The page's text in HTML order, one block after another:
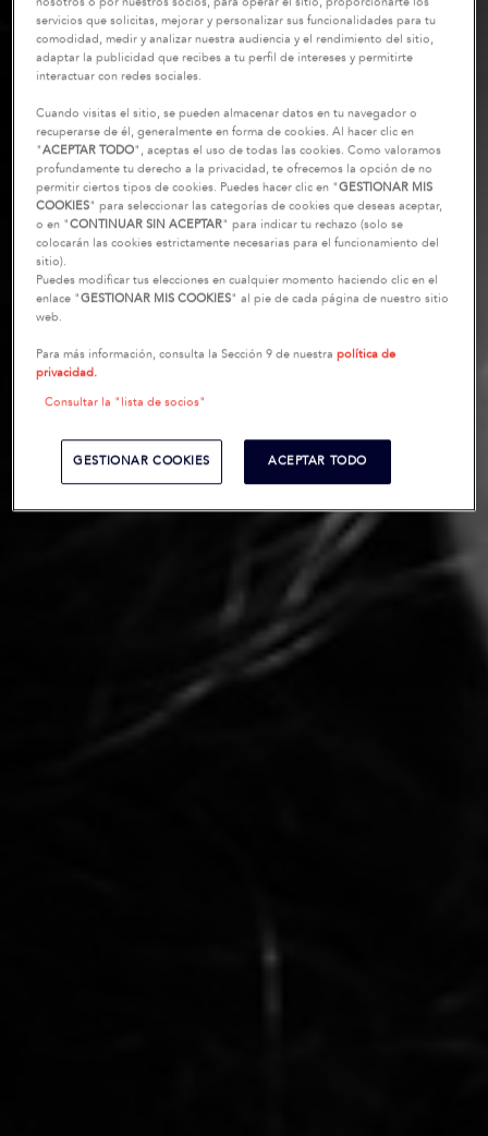
servicios que solicitas, mejorar y personalizar sus funcionalidades para tu
comodidad, medir y analizar nuestra audiencia y el rendimiento del sitio,
adaptar la publicidad que recibes a tu perfil de intereses y permitirte
interactuar con redes sociales.
Cuando visitas el sitio, se pueden almacenar datos en tu navegador o
recuperarse de él, generalmente en forma de cookies. Al hacer clic en
"ACEPTAR TODO", aceptas el uso de todas las cookies. Como valoramos
profundamente tu derecho a la privacidad, te ofrecemos la opción de no
permitir ciertos tipos de cookies. Puedes hacer clic en "GESTIONAR MIS
COOKIES" para seleccionar las categorías de cookies que deseas aceptar,
o en "CONTINUAR SIN ACEPTAR" para indicar tu rechazo (solo se
colocarán las cookies estrictamente necesarias para el funcionamiento del
sitio).
Puedes modificar tus elecciones en cualquier momento haciendo clic en el
enlace "GESTIONAR MIS COOKIES" al pie de cada página de nuestro sitio
web.
Para más información, consulta la Sección 9 de nuestrapolítica de
privacidad.
Consultar la "lista de socios"
GESTIONAR COOKIES ACEPTAR TODO